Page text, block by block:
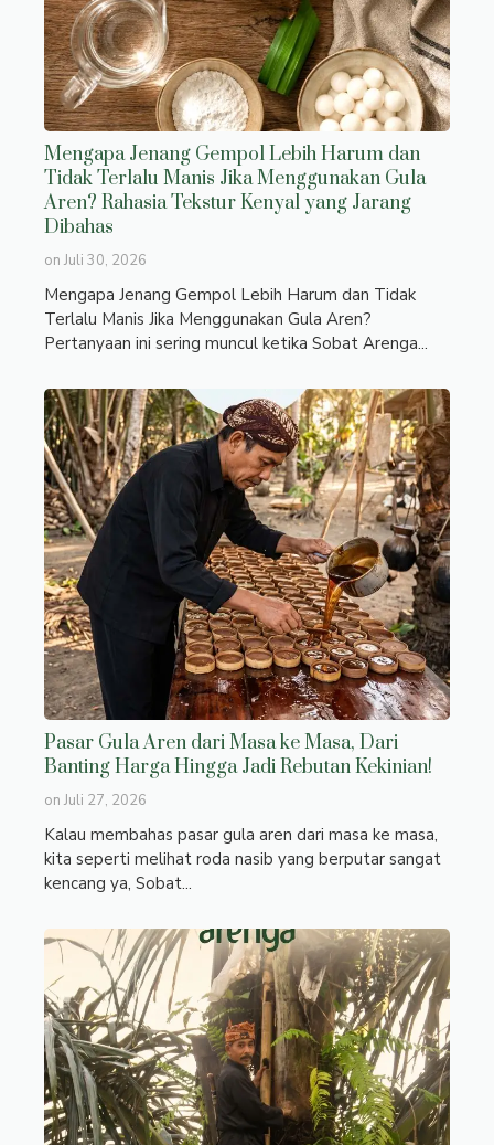
Mengapa Jenang Gempol Lebih Harum dan
Tidak Terlalu Manis Jika Menggunakan Gula
Aren? Rahasia Tekstur Kenyal yang Jarang
Dibahas
on Juli 30, 2026
Mengapa Jenang Gempol Lebih Harum dan Tidak
Terlalu Manis Jika Menggunakan Gula Aren?
Pertanyaan ini sering muncul ketika Sobat Arenga...
Pasar Gula Aren dari Masa ke Masa, Dari
Banting Harga Hingga Jadi Rebutan Kekinian!
on Juli 27, 2026
Kalau membahas pasar gula aren dari masa ke masa,
kita seperti melihat roda nasib yang berputar sangat
kencang ya, Sobat...